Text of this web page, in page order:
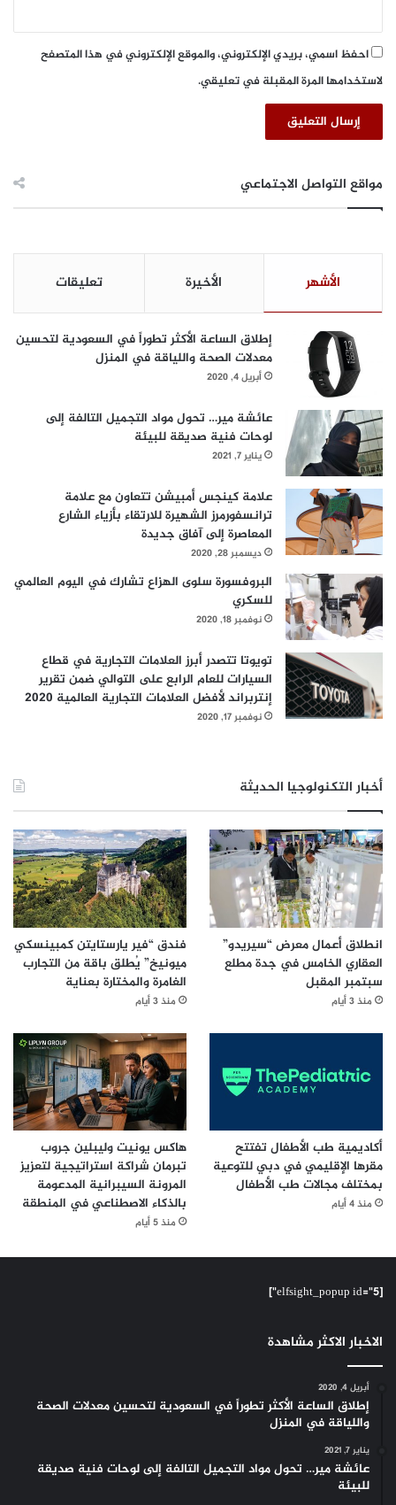
ل
س
ح
ة
ط
ر
ل
ا
ت
ص
ا
ل
ا
ت
ا
ش
ر
ك
ت
ح
ت
و
ى
ل
ئ
ي
ي
احفظ اسمي، بريدي الإلكتروني، والموقع الإلكتروني في هذا المتصفح
لاستخدامها المرة المقبلة في تعليقي.
مواقع التواصل الاجتماعي
الأشهر الأخيرة تعليقات
إطلاق الساعة الأكثر تطوراً في السعودية لتحسين
معدلات الصحة واللياقة في المنزل
أبريل 4, 2020
عائشة مير… تحول مواد التجميل التالفة إلى
لوحات فنية صديقة للبيئة
يناير 7, 2021
علامة كينجس أمبيشن تتعاون مع علامة
ترانسفورمرز الشهيرة للارتقاء بأزياء الشارع
المعاصرة إلى آفاق جديدة
ديسمبر 28, 2020
البروفسورة سلوى الهزاع تشارك في اليوم العالمي
للسكري
نوفمبر 18, 2020
تويوتا تتصدر أبرز العلامات التجارية في قطاع
السيارات للعام الرابع على التوالي ضمن تقرير
إنتربراند لأفضل العلامات التجارية العالمية 2020
نوفمبر 17, 2020
أخبار التكنولوجيا الحديثة
انطلاق أعمال معرض “سيريدو”
العقاري الخامس في جدة مطلع
سبتمبر المقبل
منذ 3 أيام
فندق “فير يارستايتن كمبينسكي
ميونيخ” يُطلق باقة من التجارب
الغامرة والمختارة بعناية
منذ 3 أيام
أكاديمية طب الأطفال تفتتح
مقرها الإقليمي في دبي للتوعية
بمختلف مجالات طب الأطفال
منذ 4 أيام
هاكس يونيت وليبلين جروب
تبرمان شراكة استراتيجية لتعزيز
المرونة السيبرانية المدعومة
بالذكاء الاصطناعي في المنطقة
منذ 5 أيام
[elfsight_popup id="5"]
الاخبار الاكثر مشاهدة
أبريل 4, 2020
إطلاق الساعة الأكثر تطوراً في السعودية لتحسين معدلات الصحة
واللياقة في المنزل
يناير 7, 2021
عائشة مير… تحول مواد التجميل التالفة إلى لوحات فنية صديقة
للبيئة